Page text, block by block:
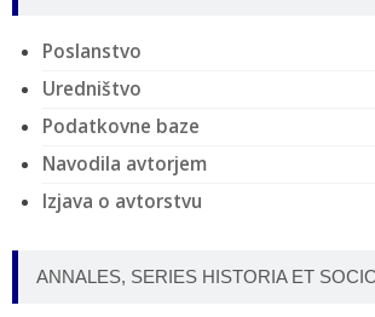
Poslanstvo
Uredništvo
Podatkovne baze
Navodila avtorjem
Izjava o avtorstvu
ANNALES, SERIES HISTORIA ET